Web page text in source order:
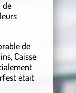
de
de
Caisse
était